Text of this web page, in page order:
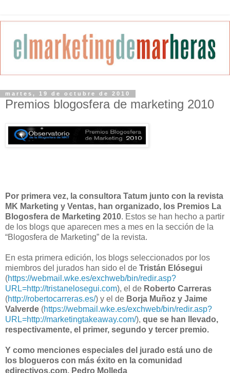
martes, 19 de octubre de 2010
Premios blogosfera de marketing 2010
Por primera vez, la consultora Tatum junto con la revista
MK Marketing y Ventas, han organizado, los Premios La
Blogosfera de Marketing 2010. Estos se han hecho a partir
de los blogs que aparecen mes a mes en la sección de la
“Blogosfera de Marketing” de la revista.
En esta primera edición, los blogs seleccionados por los
miembros del jurados han sido el de Tristán Elósegui
(https://webmail.wke.es/exchweb/bin/redir.asp?
URL=http://tristanelosegui.com), el de Roberto Carreras
(http://robertocarreras.es/) y el de Borja Muñoz y Jaime
Valverde (https://webmail.wke.es/exchweb/bin/redir.asp?
URL=http://marketingtakeaway.com/), que se han llevado,
respectivamente, el primer, segundo y tercer premio.
Y como menciones especiales del jurado está uno de
los blogueros con más éxito en la comunidad
edirectivos.com, Pedro Molleda